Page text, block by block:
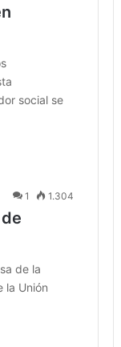
social se
1 1.304
de la
la Unión